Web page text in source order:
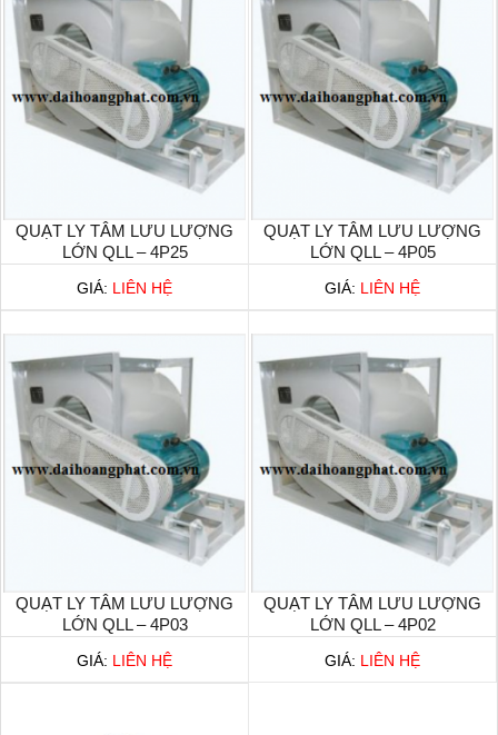
QUẠT LY TÂM LƯU LƯỢNG
LỚN QLL – 4P25
GIÁ: LIÊN HỆ
QUẠT LY TÂM LƯU LƯỢNG
LỚN QLL – 4P05
GIÁ: LIÊN HỆ
QUẠT LY TÂM LƯU LƯỢNG
LỚN QLL – 4P03
GIÁ: LIÊN HỆ
QUẠT LY TÂM LƯU LƯỢNG
LỚN QLL – 4P02
GIÁ: LIÊN HỆ